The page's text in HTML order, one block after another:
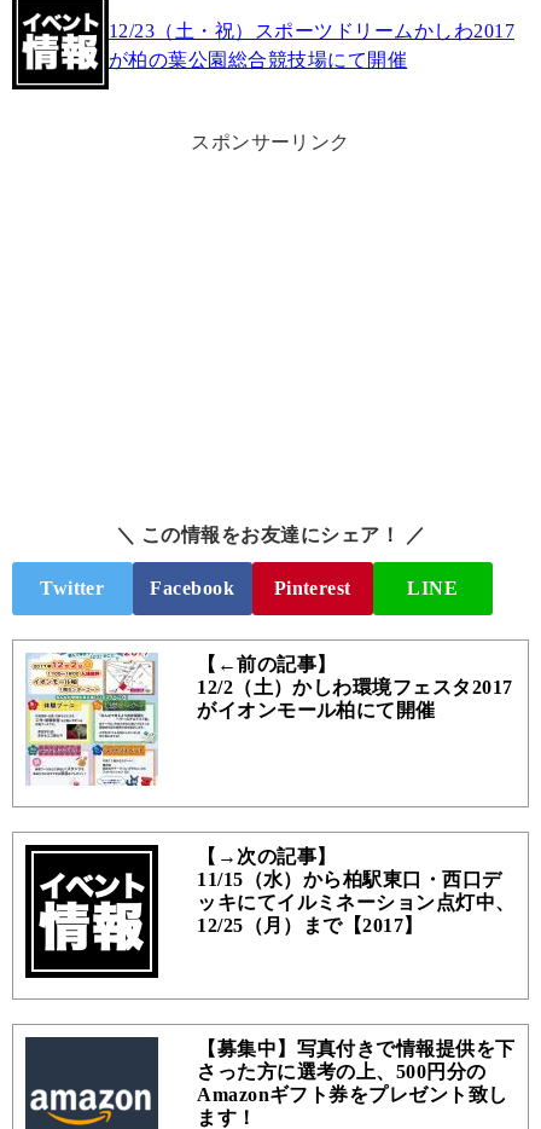
12/23（土・祝）スポーツドリームかしわ2017
が柏の葉公園総合競技場にて開催
スポンサーリンク
＼ この情報をお友達にシェア！ ／
Twitter Facebook Pinterest LINE
【←前の記事】
12/2（土）かしわ環境フェスタ2017
がイオンモール柏にて開催
【→次の記事】
11/15（水）から柏駅東口・西口デ
ッキにてイルミネーション点灯中、
12/25（月）まで【2017】
【募集中】写真付きで情報提供を下
さった方に選考の上、500円分の
Amazonギフト券をプレゼント致し
ます！